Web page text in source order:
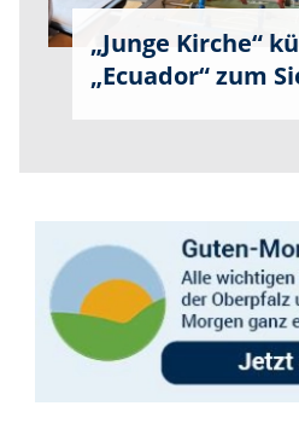
„Junge Kirche“
„Ecuador“ zum